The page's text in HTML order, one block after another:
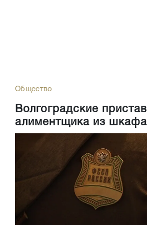
Общество
Волгоградские
алиментщика из шкафа